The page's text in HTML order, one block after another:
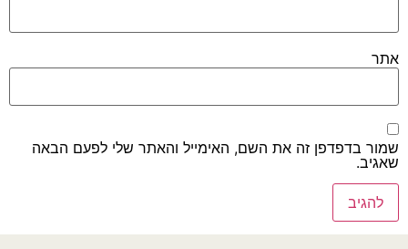
אתר
שמור בדפדפן זה את השם, האימייל והאתר שלי לפעם הבאה
שאגיב.